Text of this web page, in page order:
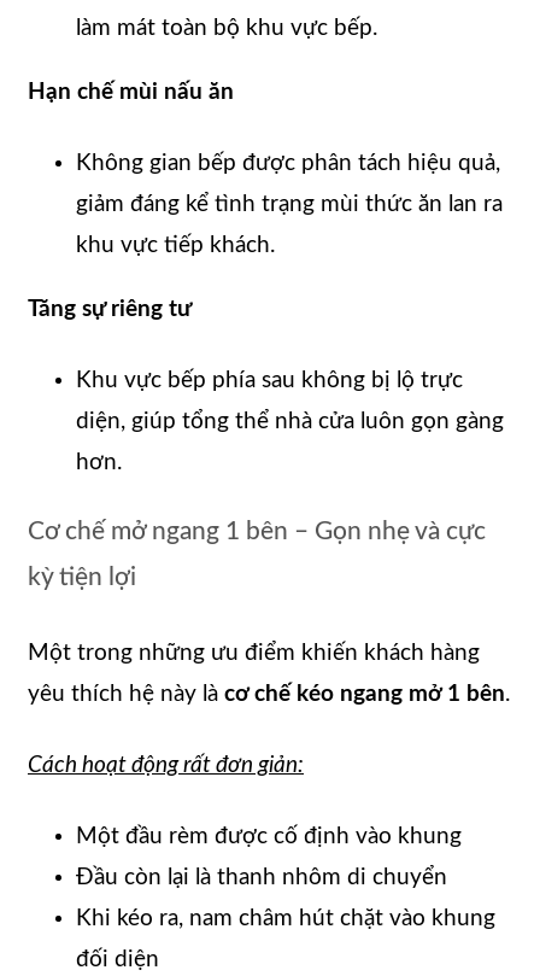
làm mát toàn bộ khu vực bếp.
Hạn chế mùi nấu ăn
Không gian bếp được phân tách hiệu quả,
giảm đáng kể tình trạng mùi thức ăn lan ra
khu vực tiếp khách.
Tăng sự riêng tư
Khu vực bếp phía sau không bị lộ trực
diện, giúp tổng thể nhà cửa luôn gọn gàng
hơn.
Cơ chế mở ngang 1 bên – Gọn nhẹ và cực
kỳ tiện lợi
Một trong những ưu điểm khiến khách hàng
yêu thích hệ này là cơ chế kéo ngang mở 1 bên.
Cách hoạt động rất đơn giản:
Một đầu rèm được cố định vào khung
Đầu còn lại là thanh nhôm di chuyển
Khi kéo ra, nam châm hút chặt vào khung
đối diện